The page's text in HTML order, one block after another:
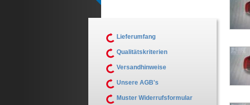
Lieferumfang
Qualitätskriterien
Versandhinweise
Unsere AGB's
Muster Widerrufsformular